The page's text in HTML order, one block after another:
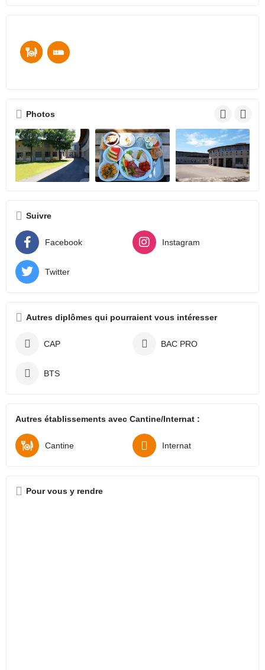
Photos
Suivre
Facebook Instagram
Twitter
Autres diplômes qui pourraient vous intéresser
CAP BAC PRO
BTS
Autres établissements avec Cantine/Internat :
Cantine Internat
Pour vous y rendre